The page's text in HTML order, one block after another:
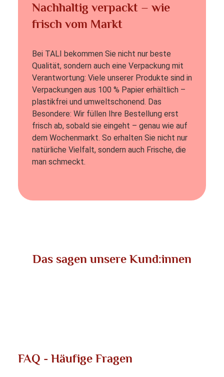
Nachhaltig verpackt – wie
frisch vom Markt
Bei TALI bekommen Sie nicht nur beste
Qualität, sondern auch eine Verpackung mit
Verantwortung: Viele unserer Produkte sind in
Verpackungen aus 100 % Papier erhältlich –
plastikfrei und umweltschonend. Das
Besondere: Wir füllen Ihre Bestellung erst
frisch ab, sobald sie eingeht – genau wie auf
dem Wochenmarkt. So erhalten Sie nicht nur
natürliche Vielfalt, sondern auch Frische, die
man schmeckt.
Das sagen unsere Kund:innen
FAQ - Häufige Fragen